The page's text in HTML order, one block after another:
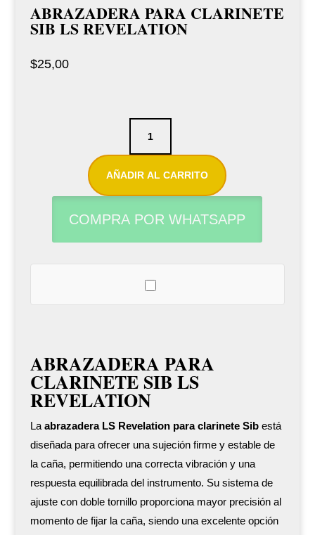
ABRAZADERA PARA CLARINETE
SIB LS REVELATION
$25,00
Revelation
cantidad
AÑADIR AL CARRITO
COMPRA POR WHATSAPP
ABRAZADERA PARA
CLARINETE SIB LS
REVELATION
La abrazadera LS Revelation para clarinete Sibestá
diseñada para ofrecer una sujeción firme y estable de
la caña, permitiendo una correcta vibración y una
respuesta equilibrada del instrumento. Su sistema de
ajuste con doble tornillo proporciona mayor precisión al
momento de fijar la caña, siendo una excelente opción